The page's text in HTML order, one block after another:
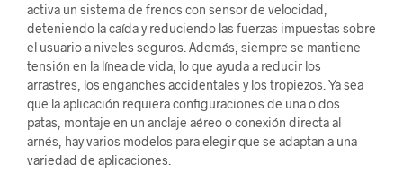
activa un sistema de frenos con sensor de velocidad,
deteniendo la caída y reduciendo las fuerzas impuestas sobre
el usuario a niveles seguros. Además, siempre se mantiene
tensión en la línea de vida, lo que ayuda a reducir los
arrastres, los enganches accidentales y los tropiezos. Ya sea
que la aplicación requiera configuraciones de una o dos
patas, montaje en un anclaje aéreo o conexión directa al
arnés, hay varios modelos para elegir que se adaptan a una
variedad de aplicaciones.